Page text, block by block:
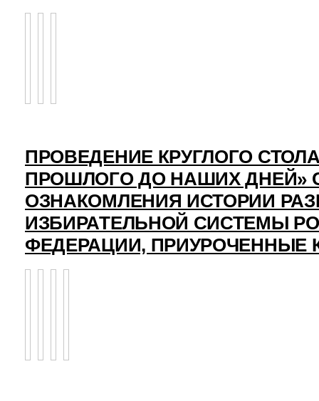
ПРОВЕДЕНИЕ КРУГЛОГО
ПРОШЛОГО ДО НАШИХ ДНЕЙ»
ОЗНАКОМЛЕНИЯ ИСТОРИИ
ИЗБИРАТЕЛЬНОЙ СИСТЕМЫ
ФЕДЕРАЦИИ, ПРИУРОЧЕННЫЕ